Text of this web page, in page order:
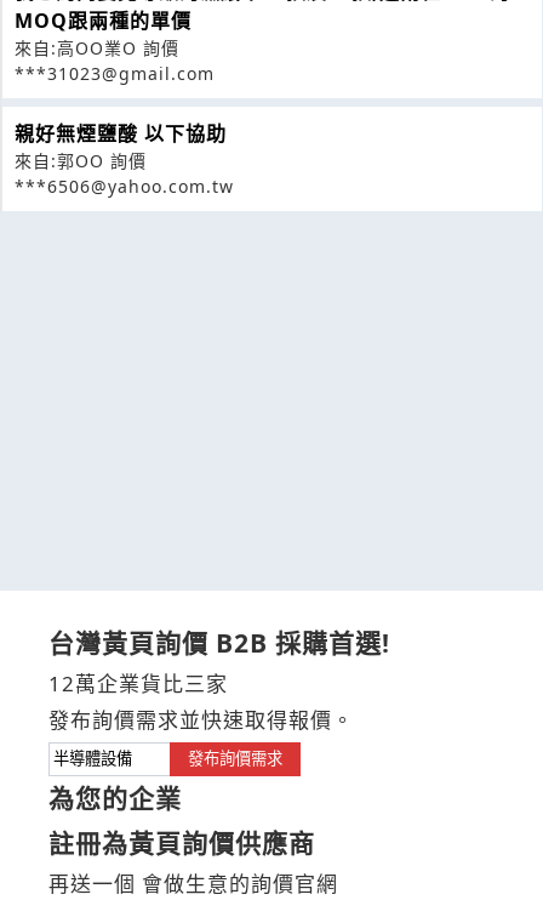
MOQ跟兩種的單價
來自:高OO業O 詢價
***31023@gmail.com
親好無煙鹽酸 以下協助
來自:郭OO 詢價
***6506@yahoo.com.tw
台灣黃頁詢價 B2B 採購首選!
12萬企業貨比三家
發布詢價需求並快速取得報價。
發布詢價需求
為您的企業
註冊為黃頁詢價供應商
再送一個 會做生意的詢價官網